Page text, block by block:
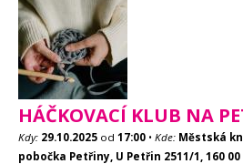
HÁČKOVACÍ KLUB NA
Kdy: 29.10.2025 od 17:00 • Kde: Městská
pobočka Petřiny, U Petřin 2511/1, 160 00